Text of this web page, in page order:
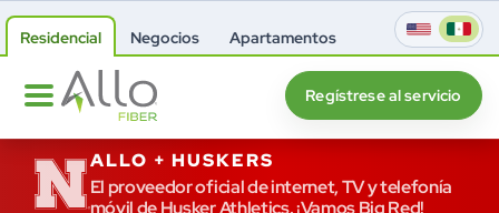
Residencial Negocios Apartamentos
Regístrese al servicio
ALLO + HUSKERS
El proveedor oficial de internet, TV y telefonía
móvil de Husker Athletics. ¡Vamos Big Red!